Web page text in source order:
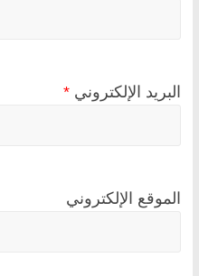
البريد الإلكتروني *
الموقع الإلكتروني